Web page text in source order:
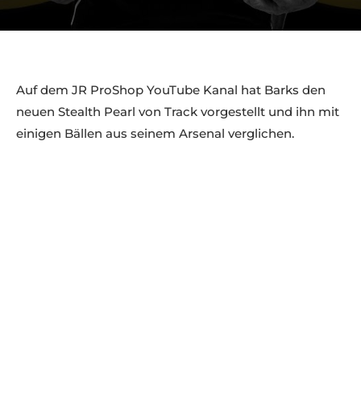
Auf dem JR ProShop YouTube Kanal hat Barks den
neuen Stealth Pearl von Track vorgestellt und ihn mit
einigen Bällen aus seinem Arsenal verglichen.